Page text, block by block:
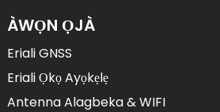
ÀWỌN ỌJÀ
Eriali GNSS
Eriali Ọkọ Ayọkẹlẹ
Antenna Alagbeka & WIFI